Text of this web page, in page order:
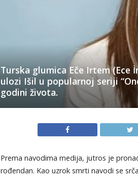
Turska glumica Eče Irtem (Ece
ulozi Išil u popularnoj seriji
godini života.
Prema navodima medija, jutros je
rođendan. Kao uzrok smrti navodi se